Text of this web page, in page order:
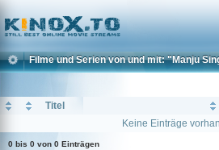
Home
Filme und Serien von und mit: "Manju
Titel
Keine Einträge
0 bis 0 von 0 Einträgen